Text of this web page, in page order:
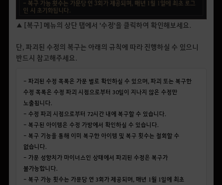
▲ [복구] 메뉴의 상단 탭에서 '수정'을 클릭하여 확인해보세요.
단, 파괴된 수정의 복구는 아래의 규칙에 따라 진행하실 수 있으니
반드시 참고해주세요.
- 파괴된 수정 목록은 가문 별로 확인하실 수 있으며, 파괴 또는 복구한
수정 목록은 수정 파괴 시점으로부터 30일이 지나지 않은 수정만
노출됩니다.
- 수정 파괴 시점으로부터 72시간 내에 복구할 수 있습니다.
- 복구된 아이템은 수정 가방에서 확인하실 수 있습니다.
- 복구 기능을 통해 이미 복구한 아이템 및 복구 횟수는 철회할 수
없습니다.
- 가문 성향치가 마이너스인 상태에서 파괴된 수정은 복구가
불가능합니다.
- 복구 가능 횟수는 가문당 연 3회가 제공되며, 매년 1월 1일에 최초